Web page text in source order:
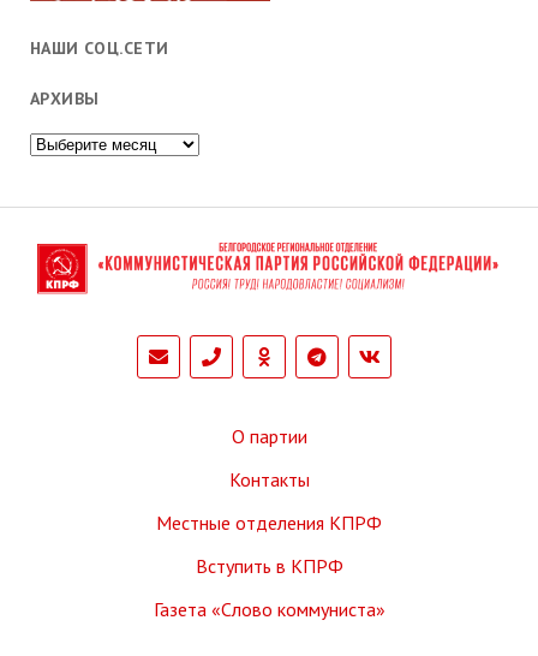
НАШИ СОЦ.СЕТИ
АРХИВЫ
Архивы
phone
О партии
Контакты
Местные отделения КПРФ
Вступить в КПРФ
Газета «Слово коммуниста»